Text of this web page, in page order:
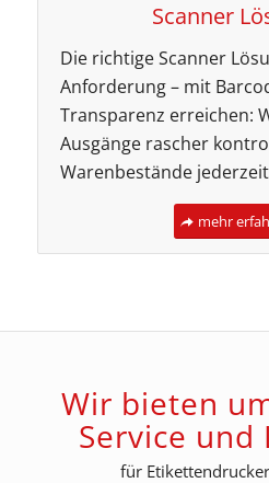
Scanner
Die richtige Scanner
Anforderung – mit
Transparenz erreichen:
Ausgänge rascher
Warenbestände
mehr
Wir bieten
Service und
für